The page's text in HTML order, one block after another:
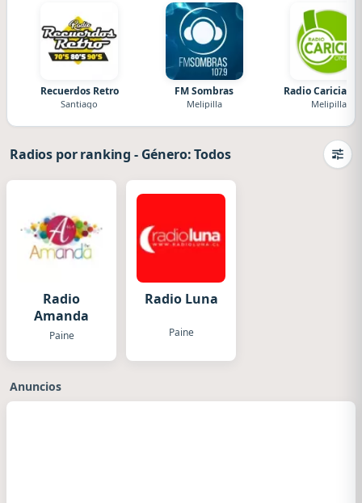
Recuerdos Retro
Santiago
FM Sombras
Melipilla
Radio Caricia
Melipilla
Radios por ranking - Género: Todos
Radio
Amanda
Paine
Radio Luna
Paine
Anuncios